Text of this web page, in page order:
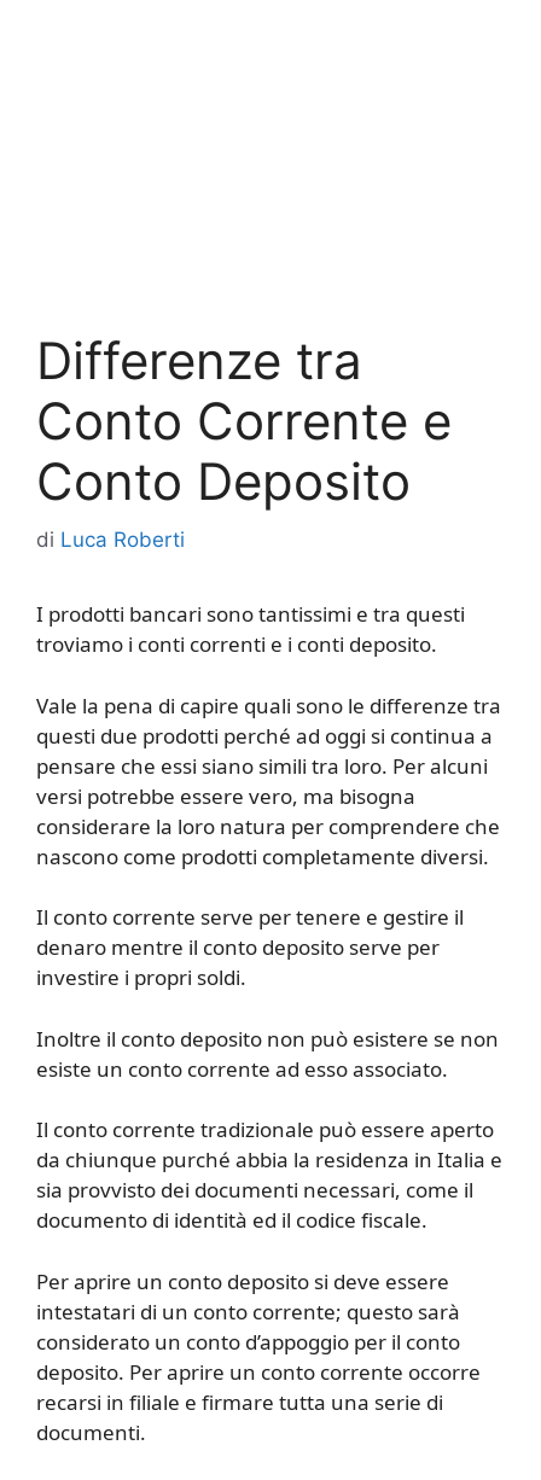
Differenze tra
Conto Corrente e
Conto Deposito
di Luca Roberti
I prodotti bancari sono tantissimi e tra questi
troviamo i conti correnti e i conti deposito.
Vale la pena di capire quali sono le differenze tra
questi due prodotti perché ad oggi si continua a
pensare che essi siano simili tra loro. Per alcuni
versi potrebbe essere vero, ma bisogna
considerare la loro natura per comprendere che
nascono come prodotti completamente diversi.
Il conto corrente serve per tenere e gestire il
denaro mentre il conto deposito serve per
investire i propri soldi.
Inoltre il conto deposito non può esistere se non
esiste un conto corrente ad esso associato.
Il conto corrente tradizionale può essere aperto
da chiunque purché abbia la residenza in Italia e
sia provvisto dei documenti necessari, come il
documento di identità ed il codice fiscale.
Per aprire un conto deposito si deve essere
intestatari di un conto corrente; questo sarà
considerato un conto d’appoggio per il conto
deposito. Per aprire un conto corrente occorre
recarsi in filiale e firmare tutta una serie di
documenti.